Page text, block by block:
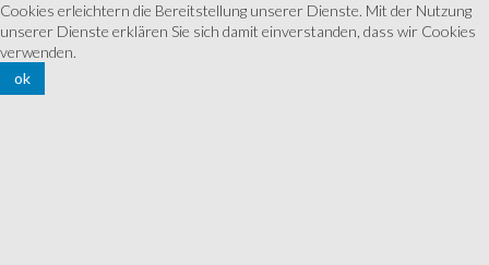
Cookies erleichtern die Bereitstellung unserer Dienste. Mit der Nutzung
unserer Dienste erklären Sie sich damit einverstanden, dass wir Cookies
verwenden.
ok